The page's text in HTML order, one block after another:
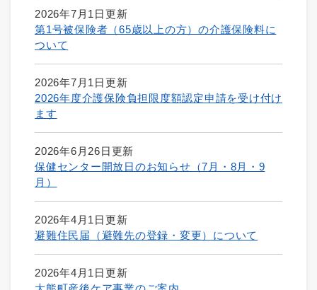
2026年7月1日更新
第1号被保険者（65歳以上の方）の介護保険料に
ついて
2026年7月1日更新
2026年度介護保険負担限度額認定申請を受け付け
ます
2026年6月26日更新
保健センター開放日のお知らせ（7月・8月・9
月）
2026年4月1日更新
避難住民届（避難先の登録・変更）について
2026年4月1日更新